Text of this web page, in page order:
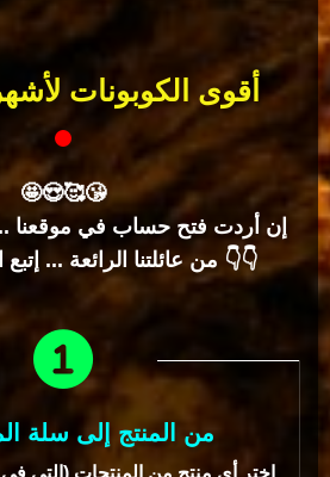
أقوى الكوبونات
🤩😍🥰️😘
من عائلتنا الرائعة ... إتبع الخطوات التالية 👇👇
من المنتج إلى سلة